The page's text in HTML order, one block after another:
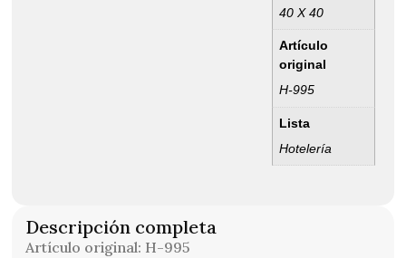
40 X 40
Artículo
original
H-995
Lista
Hotelería
Descripción completa
Artículo original: H-995